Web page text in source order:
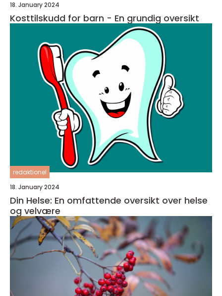
18. January 2024
Kosttilskudd for barn - En grundig oversikt
redaktionel
18. January 2024
Din Helse: En omfattende oversikt over helse
og velvære